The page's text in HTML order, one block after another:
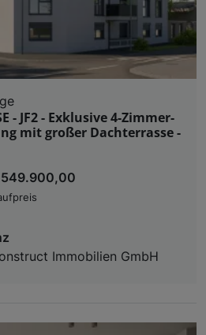
- JF2 - Exklusive 4-Zimmer-
mit großer Dachterrasse -
Immobilien GmbH